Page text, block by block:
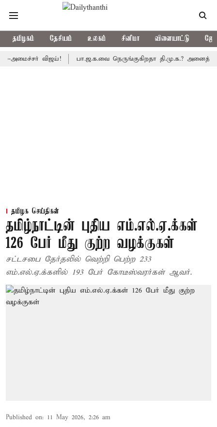
தமிழகம் தேசியம் உலகம் சினிமா விளையாட்டு
விஜய்! பா.ஜ.க.வை நெருங்குகிறதா தி.மு.க.?
தமிழக செய்திகள்
தமிழ்நாட்டின் புதிய எம்.எல்.ஏ.க்கள்
126 பேர் மீது குற்ற வழக்குகள்
சட்டசபை தேர்தலில் வெற்றி பெற்ற 233
எம்.எல்.ஏ.க்களில் 193 பேர் கோடீஸ்வரர்கள் ஆவர்.
Published on: 11 May 2026, 2:26 am